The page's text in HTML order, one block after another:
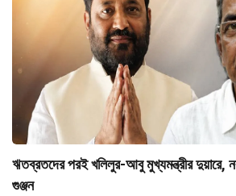
ঋতব্রতদের পরই খলিলুর-আবু মুখ্যমন্ত্রীর দুয়ারে,
গুঞ্জন